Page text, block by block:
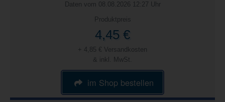
Daten vom 08.08.2026 12:27 Uhr
Produktpreis
4,45 €
+ 4,85 € Versandkosten
& inkl. MwSt.
im Shop bestellen